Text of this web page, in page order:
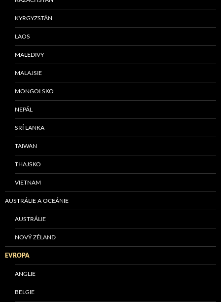
KYRGYZSTÁN
LAOS
MALEDIVY
MALAJSIE
MONGOLSKO
NEPÁL
SRÍ LANKA
TAIWAN
THAJSKO
VIETNAM
AUSTRÁLIE A OCEÁNIE
AUSTRÁLIE
NOVÝ ZÉLAND
EVROPA
ANGLIE
BELGIE